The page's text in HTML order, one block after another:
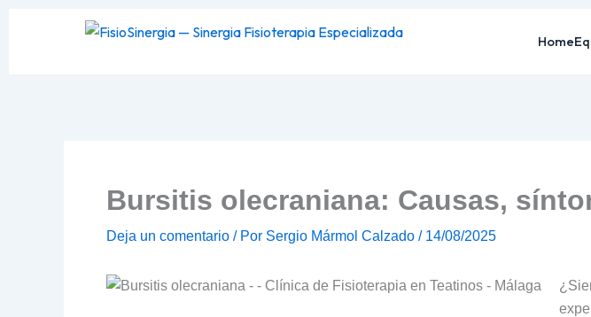
Home
Bursitis olecraniana: Causas,
Deja un comentario / Por Sergio Mármol Calzado / 14/08/2025